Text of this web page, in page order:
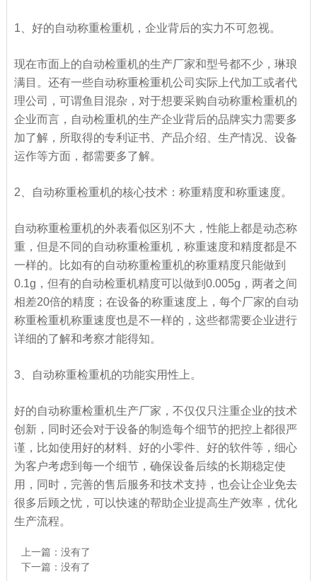
1、好的自动称重检重机，企业背后的实力不可忽视。
现在市面上的自动检重机的生产厂家和型号都不少，琳琅
满目。还有一些自动称重检重机公司实际上代加工或者代
理公司，可谓鱼目混杂，对于想要采购自动称重检重机的
企业而言，自动检重机的生产企业背后的品牌实力需要多
加了解，所取得的专利证书、产品介绍、生产情况、设备
运作等方面，都需要多了解。
2、自动称重检重机的核心技术：称重精度和称重速度。
自动称重检重机的外表看似区别不大，性能上都是动态称
重，但是不同的自动称重检重机，称重速度和精度都是不
一样的。比如有的自动称重检重机的称重精度只能做到
0.1g，但有的自动检重机精度可以做到0.005g，两者之间
相差20倍的精度；在设备的称重速度上，每个厂家的自动
称重检重机称重速度也是不一样的，这些都需要企业进行
详细的了解和考察才能得知。
3、自动称重检重机的功能实用性上。
好的自动称重检重机生产厂家，不仅仅只注重企业的技术
创新，同时还会对于设备的制造每个细节的把控上都很严
谨，比如使用好的材料、好的小零件、好的软件等，细心
为客户考虑到每一个细节，确保设备后续的长期稳定使
用，同时，完善的售后服务和技术支持，也会让企业免去
很多后顾之忧，可以快速的帮助企业提高生产效率，优化
生产流程。
上一篇：没有了
下一篇：没有了